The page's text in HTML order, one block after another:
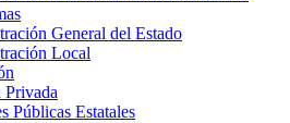
General del Estado
Local
Privada
Públicas Estatales